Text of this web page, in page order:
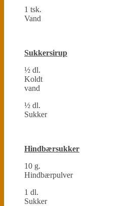
1 tsk.
Vand
Sukkersirup
½ dl.
Koldt
vand
½ dl.
Sukker
Hindbærsukker
10 g.
Hindbærpulver
1 dl.
Sukker